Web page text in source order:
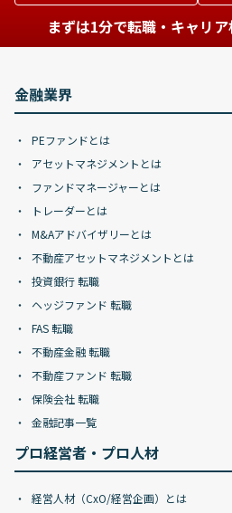
まずは1分で転職・キャリ
金融業界
PEファンドとは
アセットマネジメントとは
ファンドマネージャーとは
トレーダーとは
M&Aアドバイザリーとは
不動産アセットマネジメントとは
投資銀行 転職
ヘッジファンド 転職
FAS 転職
不動産金融 転職
不動産ファンド 転職
保険会社 転職
金融記事一覧
プロ経営者・プロ人材
経営人材（CxO/経営企画）とは